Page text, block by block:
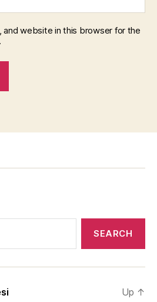
and website in this browser for the
Up ↑